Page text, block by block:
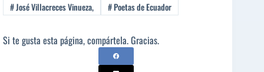
#José Villacreces Vinueza, #Poetas de Ecuador
Si te gusta esta página, compártela. Gracias.